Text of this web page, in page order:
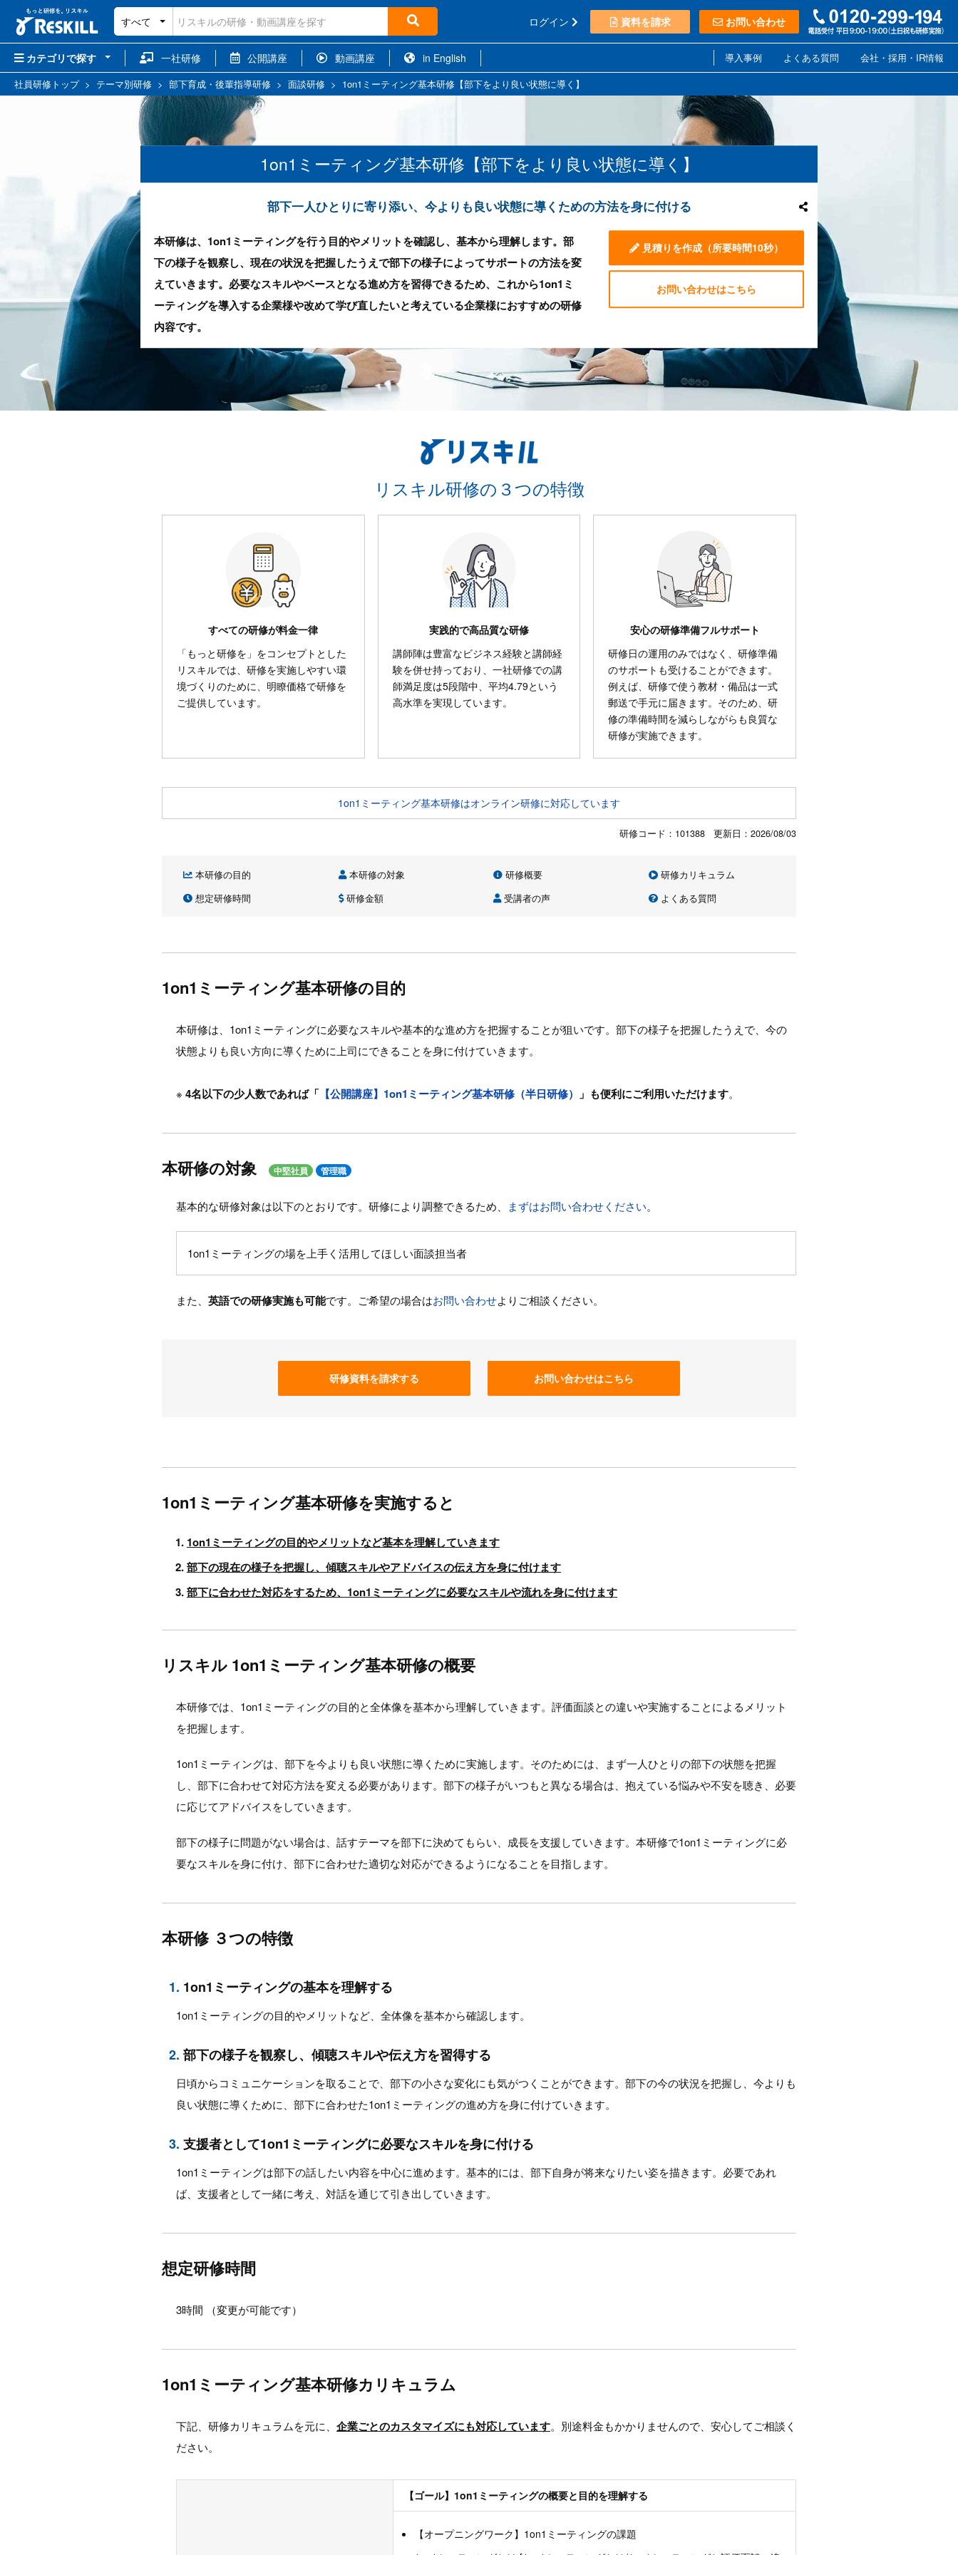
すべて ログイン 資料を請求 お問い合わせ
カテゴリで探す 一社研修 公開講座 動画講座 in English 導入事例 よくある質問
会社・採用・IR情報
社員研修トップ> テーマ別研修 > 部下育成・後輩指導研修 > 面談研修 > 1on1ミーティング基本研修【部下をより良い状態に導く】
1on1ミーティング基本研修【部下をより良い状態に導く】
部下一人ひとりに寄り添い、今よりも良い状態に導くための方法を身に付ける
本研修は、1on1ミーティングを行う目的やメリットを確認し、基本から理解します。部
下の様子を観察し、現在の状況を把握したうえで部下の様子によってサポートの方法を変
えていきます。必要なスキルやベースとなる進め方を習得できるため、これから1on1ミ
ーティングを導入する企業様や改めて学び直したいと考えている企業様におすすめの研修
内容です。
見積りを作成 （所要時間10秒）
お問い合わせはこちら
リスキル研修の３つの特徴
すべての研修が料金一律
「もっと研修を」をコンセプトとした
リスキルでは、研修を実施しやすい環
境づくりのために、明瞭価格で研修を
ご提供しています。
実践的で高品質な研修
講師陣は豊富なビジネス経験と講師経
験を併せ持っており、一社研修での講
師満足度は5段階中、平均4.79という
高水準を実現しています。
安心の研修準備フルサポート
研修日の運用のみではなく、研修準備
のサポートも受けることができます。
例えば、研修で使う教材・備品は一式
郵送で手元に届きます。そのため、研
修の準備時間を減らしながらも良質な
研修が実施できます。
1on1ミーティング基本研修はオンライン研修に対応しています
研修コード：101388 更新日： 2026/08/03
本研修の目的 本研修の対象 研修概要
研修カリキュラム
想定研修時間
研修金額 受講者の声 よくある質問
1on1ミーティング基本研修の目的
本研修は、1on1ミーティングに必要なスキルや基本的な進め方を把握することが狙いです。部下の様子を把握したうえで、今の
状態よりも良い方向に導くために上司にできることを身に付けていきます。
※ 4名以下の少人数であれば「 【公開講座】1on1ミーティング基本研修（半日研修） 」も便利にご利用いただけます。
本研修の対象 中堅社員 管理職
基本的な研修対象は以下のとおりです。研修により調整できるため、 まずはお問い合わせください。
1on1ミーティングの場を上手く活用してほしい面談担当者
また、 英語での研修実施も可能です。ご希望の場合はお問い合わせよりご相談ください。
研修資料を請求する お問い合わせはこちら
1on1ミーティング基本研修を実施すると
1on1ミーティングの目的やメリットなど基本を理解していきます
部下の現在の様子を把握し、傾聴スキルやアドバイスの伝え方を身に付けます
部下に合わせた対応をするため、1on1ミーティングに必要なスキルや流れを身に付けます
リスキル 1on1ミーティング基本研修の概要
本研修では、1on1ミーティングの目的と全体像を基本から理解していきます。評価面談との違いや実施することによるメリット
を把握します。
1on1ミーティングは、部下を今よりも良い状態に導くために実施します。そのためには、まず一人ひとりの部下の状態を把握
し、部下に合わせて対応方法を変える必要があります。部下の様子がいつもと異なる場合は、抱えている悩みや不安を聴き、必要
に応じてアドバイスをしていきます。
部下の様子に問題がない場合は、話すテーマを部下に決めてもらい、成長を支援していきます。本研修で1on1ミーティングに必
要なスキルを身に付け、部下に合わせた適切な対応ができるようになることを目指します。
本研修 ３つの特徴
1. 1on1ミーティングの基本を理解する
1on1ミーティングの目的やメリットなど、全体像を基本から確認します。
2. 部下の様子を観察し、傾聴スキルや伝え方を習得する
日頃からコミュニケーションを取ることで、部下の小さな変化にも気がつくことができます。部下の今の状況を把握し、今よりも
良い状態に導くために、部下に合わせた1on1ミーティングの進め方を身に付けていきます。
3. 支援者として1on1ミーティングに必要なスキルを身に付ける
1on1ミーティングは部下の話したい内容を中心に進めます。基本的には、部下自身が将来なりたい姿を描きます。必要であれ
ば、支援者として一緒に考え、対話を通じて引き出していきます。
想定研修時間
3時間 （変更が可能です）
1on1ミーティング基本研修カリキュラム
下記、研修カリキュラムを元に、 企業ごとのカスタマイズにも対応しています。別途料金もかかりませんので、安心してご相談く
ださい。
【ゴール】1on1ミーティングの概要と目的を理解する
【オープニングワーク】1on1ミーティングの課題